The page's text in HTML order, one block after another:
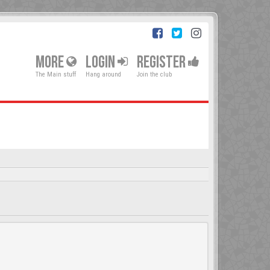
MORE
The Main stuff
LOGIN
Hang around
REGISTER
Join the club